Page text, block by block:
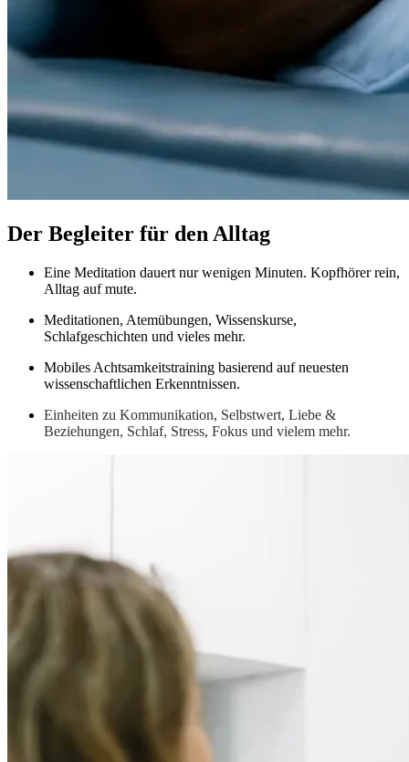
Der Begleiter für den Alltag
Eine Meditation dauert nur wenigen Minuten. Kopfhörer rein,
Alltag auf mute.
Meditationen, Atemübungen, Wissenskurse,
Schlafgeschichten und vieles mehr.
Mobiles Achtsamkeitstraining basierend auf neuesten
wissenschaftlichen Erkenntnissen.
Einheiten zu Kommunikation, Selbstwert, Liebe &
Beziehungen, Schlaf, Stress, Fokus und vielem mehr.